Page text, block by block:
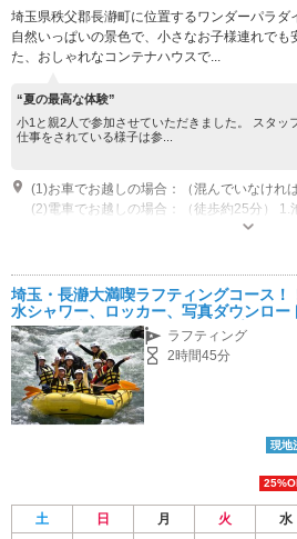
埼玉県秩父郡長瀞町に位置するワンダーパラダ
自然いっぱいの景色で、小さなお子様連れでも
た、おしゃれなコンテナハウスで...
“夏の最高な体験”
小1と親2人で参加させていただきました。 スタッ
仕事をされている様子は参...
埼玉・長瀞大満喫ラフティングコース
水シャワー、ロッカー、写真ダウンロ
☆自然満喫☆ファミリー・カップル・女
ラフティング
2時間45分
現地
土 日 月 火 水